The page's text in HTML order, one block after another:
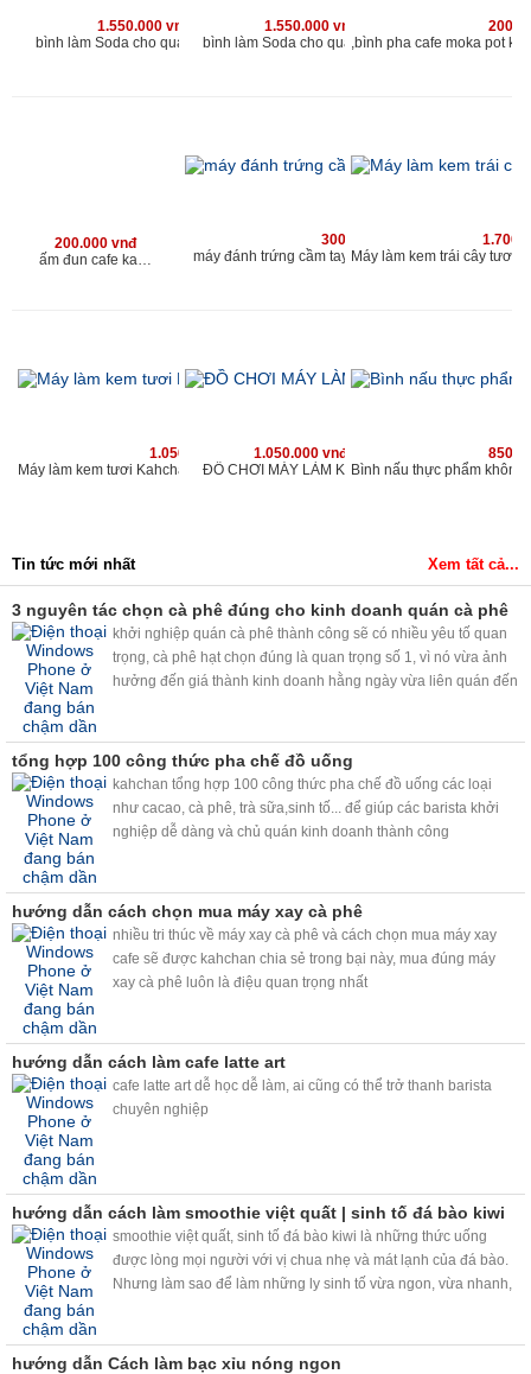
1.550.000 vnđ
bình làm Soda cho quán kahchan
1.550.000 vnđ
bình làm Soda cho quán kahchan
200.000 vnđ
ấm đun cafe kahchan chuyên dùng cho quán cafe và nhà hàng
300.000 vnđ
máy đánh trứng cầm tay chuyên dùng cho quán cafe
1.050.000 vnđ
Máy làm kem tươi Kahchan KEM2173, (xanh)-muốn ăn thì làm, ngay làm ngay có
1.050.000 vnđ
ĐỒ CHƠI MÁY LÀM KEM MINI
Tin tức mới nhất Xem tất cả...
3 nguyên tác chọn cà phê đúng cho kinh doanh quán cà phê
khởi nghiệp quán cà phê thành công sẽ có nhiều yêu tố quan
trọng, cà phê hạt chọn đúng là quan trọng số 1, vì nó vừa ảnh
hưởng đến giá thành kinh doanh hằng ngày vừa liên quán đến
tổng hợp 100 công thức pha chế đồ uống
kahchan tổng hợp 100 công thức pha chế đồ uống các loại
như cacao, cà phê, trà sữa,sinh tố... để giúp các barista khởi
nghiệp dễ dàng và chủ quán kinh doanh thành công
hướng dẫn cách chọn mua máy xay cà phê
nhiều tri thúc về máy xay cà phê và cách chọn mua máy xay
cafe sẽ được kahchan chia sẻ trong bại này, mua đúng máy
xay cà phê luôn là điệu quan trọng nhất
hướng dẫn cách làm cafe latte art
cafe latte art dễ học dễ làm, ai cũng có thể trở thanh barista
chuyên nghiệp
hướng dẫn cách làm smoothie việt quất | sinh tố đá bào kiwi
smoothie việt quất, sinh tố đá bào kiwi là những thức uống
được lòng mọi người với vị chua nhẹ và mát lạnh của đá bào.
Nhưng làm sao để làm những ly sinh tố vừa ngon, vừa nhanh,
hướng dẫn Cách làm bạc xỉu nóng ngon